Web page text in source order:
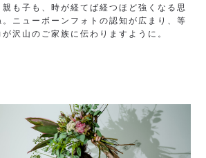
親も子も、時が経てば経つほど強くなる思
ニューボーンフォトの認知が広まり、等
沢山のご家族に伝わりますように。